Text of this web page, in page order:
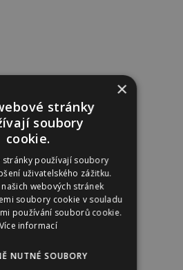
×
stránky
soubory
cookie.
stránky používají soubory
uživatelského zážitku.
webových stránek
soubory cookie v souladu
používání souborů cookie.
Více informací
NUTNÉ SOUBORY